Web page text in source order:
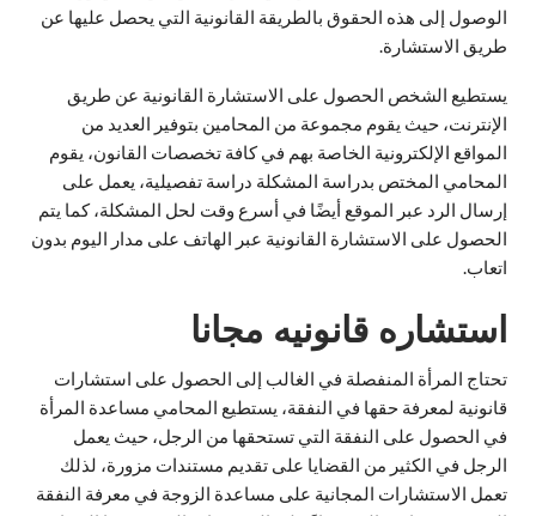
الوصول إلى هذه الحقوق بالطريقة القانونية التي يحصل عليها عن
طريق الاستشارة.
يستطيع الشخص الحصول على الاستشارة القانونية عن طريق
الإنترنت، حيث يقوم مجموعة من المحامين بتوفير العديد من
المواقع الإلكترونية الخاصة بهم في كافة تخصصات القانون، يقوم
المحامي المختص بدراسة المشكلة دراسة تفصيلية، يعمل على
إرسال الرد عبر الموقع أيضًا في أسرع وقت لحل المشكلة، كما يتم
الحصول على الاستشارة القانونية عبر الهاتف على مدار اليوم بدون
اتعاب.
استشاره قانونيه مجانا
تحتاج المرأة المنفصلة في الغالب إلى الحصول على استشارات
قانونية لمعرفة حقها في النفقة، يستطيع المحامي مساعدة المرأة
في الحصول على النفقة التي تستحقها من الرجل، حيث يعمل
الرجل في الكثير من القضايا على تقديم مستندات مزورة، لذلك
تعمل الاستشارات المجانية على مساعدة الزوجة في معرفة النفقة